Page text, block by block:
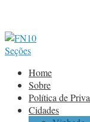
Seções
Home
Sobre
Política de
Cidades